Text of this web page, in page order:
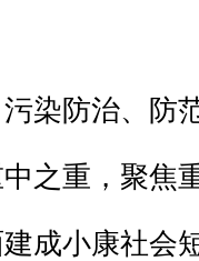
防治、防
之重，聚焦
成小康社会